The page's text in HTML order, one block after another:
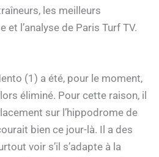
les meilleurs
l’analyse de Paris Turf TV.
(1) a été, pour le moment,
éliminé. Pour cette raison, il
sur l’hippodrome de
bien ce jour-là. Il a des
voir s’il s’adapte à la